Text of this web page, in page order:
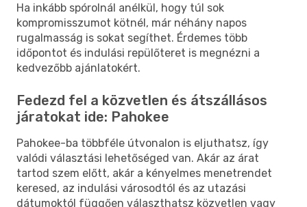
Ha inkább spórolnál anélkül, hogy túl sok
kompromisszumot kötnél, már néhány napos
rugalmasság is sokat segíthet. Érdemes több
időpontot és indulási repülőteret is megnézni a
kedvezőbb ajánlatokért.
Fedezd fel a közvetlen és átszállásos
járatokat ide: Pahokee
Pahokee-ba többféle útvonalon is eljuthatsz, így
valódi választási lehetőséged van. Akár az árat
tartod szem előtt, akár a kényelmes menetrendet
keresed, az indulási városodtól és az utazási
dátumoktól függően választhatsz közvetlen vagy